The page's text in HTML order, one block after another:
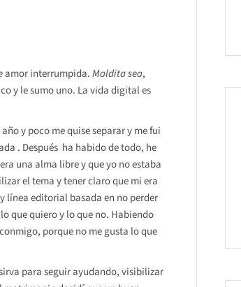
amor interrumpida.Maldita sea,
y le sumo uno. La vida digital es
y poco me quise separar y me fui
. Después ha habido de todo, he
una alma libre y que yo no estaba
el tema y tener claro que mi era
línea editorial basada en no perder
que quiero y lo que no. Habiendo
porque no me gusta lo que
para seguir ayudando, visibilizar